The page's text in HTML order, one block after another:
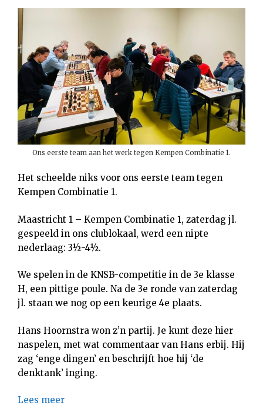
Ons eerste team aan het werk tegen Kempen Combinatie 1.
Het scheelde niks voor ons eerste team tegen
Kempen Combinatie 1.
Maastricht 1 – Kempen Combinatie 1, zaterdag jl.
gespeeld in ons clublokaal, werd een nipte
nederlaag: 3½-4½.
We spelen in de KNSB-competitie in de 3e klasse
H, een pittige poule. Na de 3e ronde van zaterdag
jl. staan we nog op een keurige 4e plaats.
Hans Hoornstra won z’n partij. Je kunt deze hier
naspelen, met wat commentaar van Hans erbij. Hij
zag ‘enge dingen’ en beschrijft hoe hij ‘de
denktank’ inging.
Lees meer